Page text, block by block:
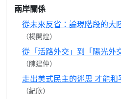
兩岸關係
從未來反省：論現階段的大
（楊開煌）
從「活路外交」到「陽光外
（陳建仲）
走出美式民主的迷思 才能和
（紀欣）